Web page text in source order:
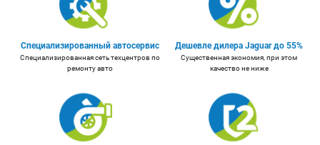
Специализированный автосервис
Специализированная сеть техцентров по
ремонту авто
Дешевле дилера Jaguar до 55%
Существенная экономия, при этом
качество не ниже